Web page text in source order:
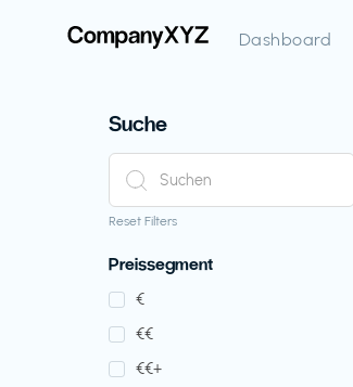
Dashboard
Suche
Reset Filters
Preissegment
€‎
€‎€‎
€‎€‎+